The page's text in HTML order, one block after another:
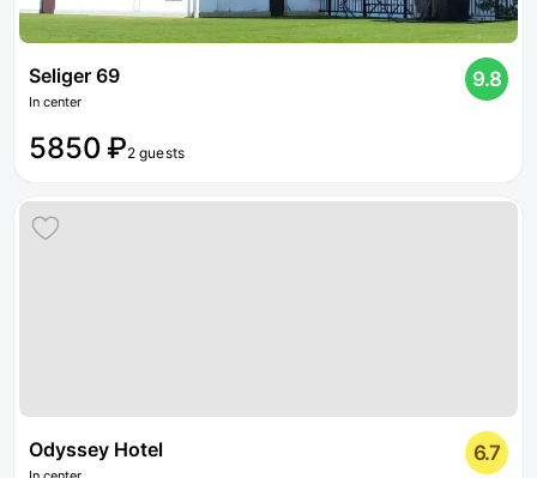
Seliger 69
In center
9.8
5850 ₽2 guests
Odyssey Hotel 6.7